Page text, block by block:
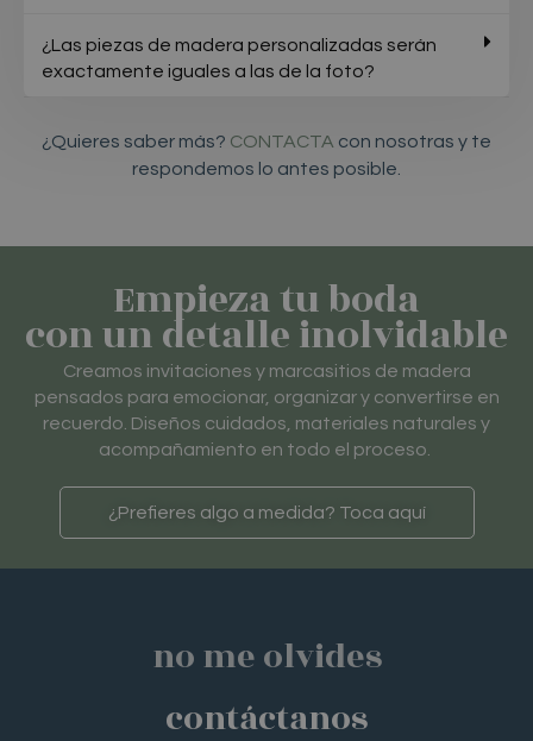
¿Las piezas de madera personalizadas serán
exactamente iguales a las de la foto?
¿Quieres saber más? CONTACTA con nosotras y te
respondemos lo antes posible.
Empieza tu boda
con un detalle inolvidable
Creamos invitaciones y marcasitios de madera
pensados para emocionar, organizar y convertirse en
recuerdo. Diseños cuidados, materiales naturales y
acompañamiento en todo el proceso.
¿Prefieres algo a medida? Toca aquí
no me olvides
contáctanos